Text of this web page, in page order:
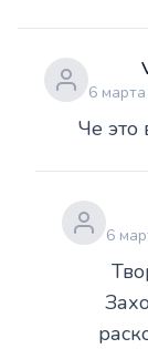
6
Че это
6